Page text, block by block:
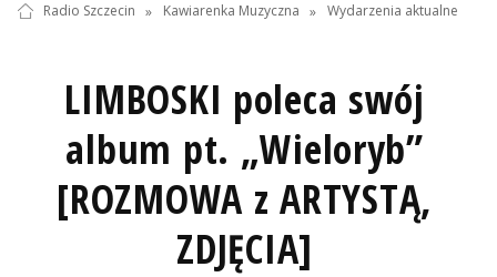
Radio Szczecin » Kawiarenka Muzyczna » Wydarzenia aktualne
LIMBOSKI poleca swój
album pt. „Wieloryb”
[ROZMOWA z ARTYSTĄ,
ZDJĘCIA]